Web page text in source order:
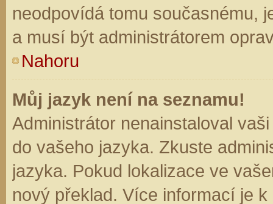
neodpovídá tomu současnému,
a musí být administrátorem
Nahoru
Můj jazyk není na seznamu!
Administrátor nenainstaloval
do vašeho jazyka. Zkuste
jazyka. Pokud lokalizace ve
nový překlad. Více informací je